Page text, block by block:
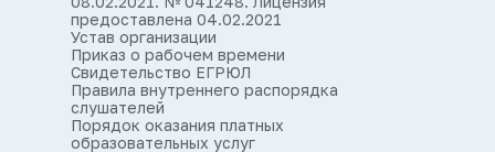
предоставлена 04.02.2021
Устав организации
Приказ о рабочем времени
Свидетельство ЕГРЮЛ
Правила внутреннего распорядка
слушателей
Порядок оказания платных
образовательных услуг